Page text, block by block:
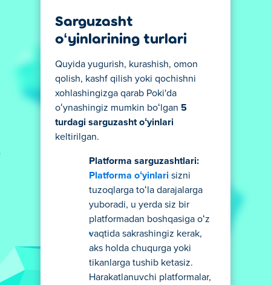
Sarguzasht
oʻyinlarining turlari
Quyida yugurish, kurashish, omon
qolish, kashf qilish yoki qochishni
xohlashingizga qarab Poki'da
oʻynashingiz mumkin boʻlgan 5
turdagi sarguzasht oʻyinlari
keltirilgan.
Platforma sarguzashtlari:
Platforma oʻyinlari sizni
tuzoqlarga toʻla darajalarga
yuboradi, u yerda siz bir
platformadan boshqasiga oʻz
vaqtida sakrashingiz kerak,
aks holda chuqurga yoki
tikanlarga tushib ketasiz.
Harakatlanuvchi platformalar,